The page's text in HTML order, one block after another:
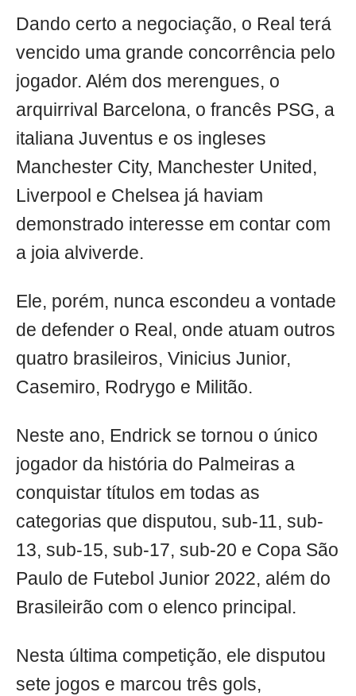
Dando certo a negociação, o Real terá
vencido uma grande concorrência pelo
jogador. Além dos merengues, o
arquirrival Barcelona, o francês PSG, a
italiana Juventus e os ingleses
Manchester City, Manchester United,
Liverpool e Chelsea já haviam
demonstrado interesse em contar com
a joia alviverde.
Ele, porém, nunca escondeu a vontade
de defender o Real, onde atuam outros
quatro brasileiros, Vinicius Junior,
Casemiro, Rodrygo e Militão.
Neste ano, Endrick se tornou o único
jogador da história do Palmeiras a
conquistar títulos em todas as
categorias que disputou, sub-11, sub-
13, sub-15, sub-17, sub-20 e Copa São
Paulo de Futebol Junior 2022, além do
Brasileirão com o elenco principal.
Nesta última competição, ele disputou
sete jogos e marcou três gols,